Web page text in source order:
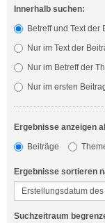
Innerhalb suchen:
Betreff und Text der
Nur im Text der
Nur im Betreff der
Nur im ersten
Ergebnisse anzeigen
Beiträge
Ergebnisse sortieren
Suchzeitraum